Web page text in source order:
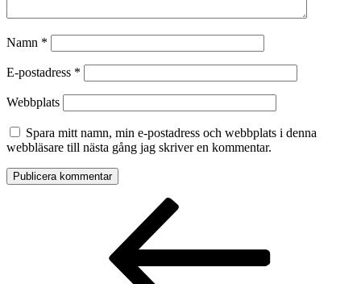
Namn *
E-postadress *
Webbplats
Spara mitt namn, min e-postadress och webbplats i denna
webbläsare till nästa gång jag skriver en kommentar.
Inläggsnavigering